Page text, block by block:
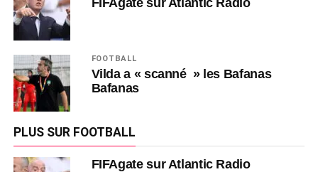
FOOTBALL
Vilda a « scanné » les Bafanas
Bafanas
PLUS SUR FOOTBALL
FIFAgate sur Atlantic Radio